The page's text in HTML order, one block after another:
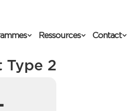
Ressources Contact
Type 2